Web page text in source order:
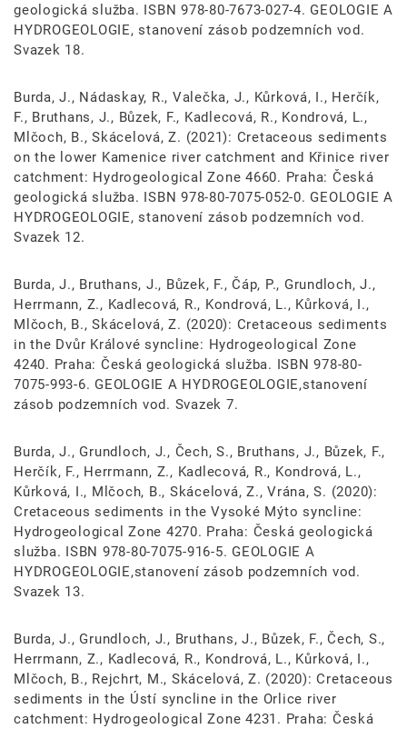
geologická služba. ISBN 978-80-7673-027-4. GEOLOGIE A
HYDROGEOLOGIE, stanovení zásob podzemních vod.
Svazek 18.
Burda, J., Nádaskay, R., Valečka, J., Kůrková, I., Herčík,
F., Bruthans, J., Bůzek, F., Kadlecová, R., Kondrová, L.,
Mlčoch, B., Skácelová, Z. (2021): Cretaceous sediments
on the lower Kamenice river catchment and Křinice river
catchment: Hydrogeological Zone 4660. Praha: Česká
geologická služba. ISBN 978-80-7075-052-0. GEOLOGIE A
HYDROGEOLOGIE, stanovení zásob podzemních vod.
Svazek 12.
Burda, J., Bruthans, J., Bůzek, F., Čáp, P., Grundloch, J.,
Herrmann, Z., Kadlecová, R., Kondrová, L., Kůrková, I.,
Mlčoch, B., Skácelová, Z. (2020): Cretaceous sediments
in the Dvůr Králové syncline: Hydrogeological Zone
4240. Praha: Česká geologická služba. ISBN 978-80-
7075-993-6. GEOLOGIE A HYDROGEOLOGIE,stanovení
zásob podzemních vod. Svazek 7.
Burda, J., Grundloch, J., Čech, S., Bruthans, J., Bůzek, F.,
Herčík, F., Herrmann, Z., Kadlecová, R., Kondrová, L.,
Kůrková, I., Mlčoch, B., Skácelová, Z., Vrána, S. (2020):
Cretaceous sediments in the Vysoké Mýto syncline:
Hydrogeological Zone 4270. Praha: Česká geologická
služba. ISBN 978-80-7075-916-5. GEOLOGIE A
HYDROGEOLOGIE,stanovení zásob podzemních vod.
Svazek 13.
Burda, J., Grundloch, J., Bruthans, J., Bůzek, F., Čech, S.,
Herrmann, Z., Kadlecová, R., Kondrová, L., Kůrková, I.,
Mlčoch, B., Rejchrt, M., Skácelová, Z. (2020): Cretaceous
sediments in the Ústí syncline in the Orlice river
catchment: Hydrogeological Zone 4231. Praha: Česká